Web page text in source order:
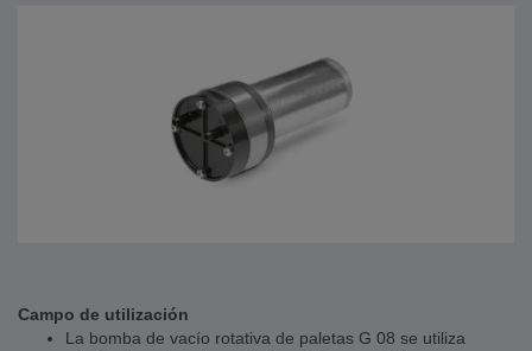
Campo de utilización
La bomba de vacío rotativa de paletas G 08 se utiliza